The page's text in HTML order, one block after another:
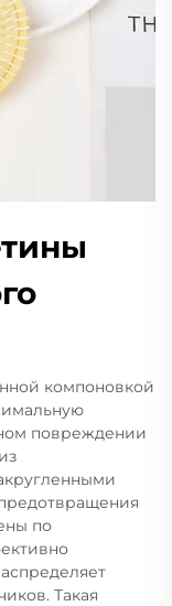
компоновкой
повреждении
по
Такая